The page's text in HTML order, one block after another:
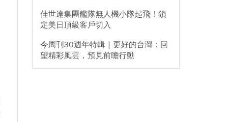
佳世達集團艦隊無人機小隊起飛！鎖
定美日頂級客戶切入
今周刊30週年特輯｜更好的台灣：回
望精彩風雲，預見前瞻行動